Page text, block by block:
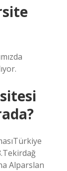
Alparslan